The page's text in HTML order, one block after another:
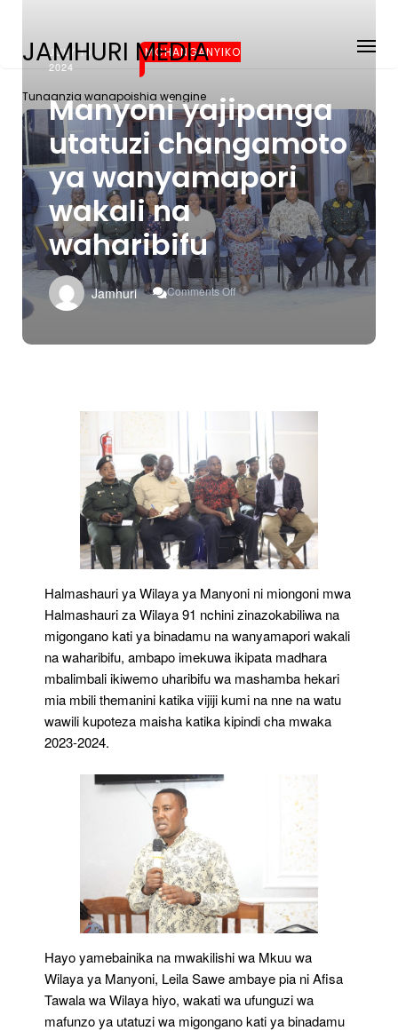
JAMHURI MEDIA
Tunaanzia wanapoishia wengine
JULY 10,
2024
MCHANGANYIKO
Manyoni yajipanga
utatuzi changamoto
ya wanyamapori
wakali na
waharibifu
Jamhuri Comments Off
On
Manyoni
Waharibifu
Halmashauri ya Wilaya ya Manyoni ni miongoni mwa
Halmashauri za Wilaya 91 nchini zinazokabiliwa na
migongano kati ya binadamu na wanyamapori wakali
na waharibifu, ambapo imekuwa ikipata madhara
mbalimbali ikiwemo uharibifu wa mashamba hekari
mia mbili themanini katika vijiji kumi na nne na watu
wawili kupoteza maisha katika kipindi cha mwaka
2023-2024.
Hayo yamebainika na mwakilishi wa Mkuu wa
Wilaya ya Manyoni, Leila Sawe ambaye pia ni Afisa
Tawala wa Wilaya hiyo, wakati wa ufunguzi wa
mafunzo ya utatuzi wa migongano kati ya binadamu